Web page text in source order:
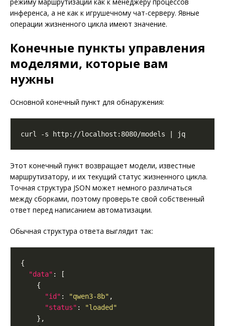
инференса, а не как к игрушечному чат-серверу. Явные
операции жизненного цикла имеют значение.
Конечные пункты управления
моделями, которые вам
нужны
Основной конечный пункт для обнаружения:
Этот конечный пункт возвращает модели, известные
маршрутизатору, и их текущий статус жизненного цикла.
Точная структура JSON может немного различаться
между сборками, поэтому проверьте свой собственный
ответ перед написанием автоматизации.
Обычная структура ответа выглядит так:
"data"
"id" : "qwen3-8b"
"status" :
"loaded"